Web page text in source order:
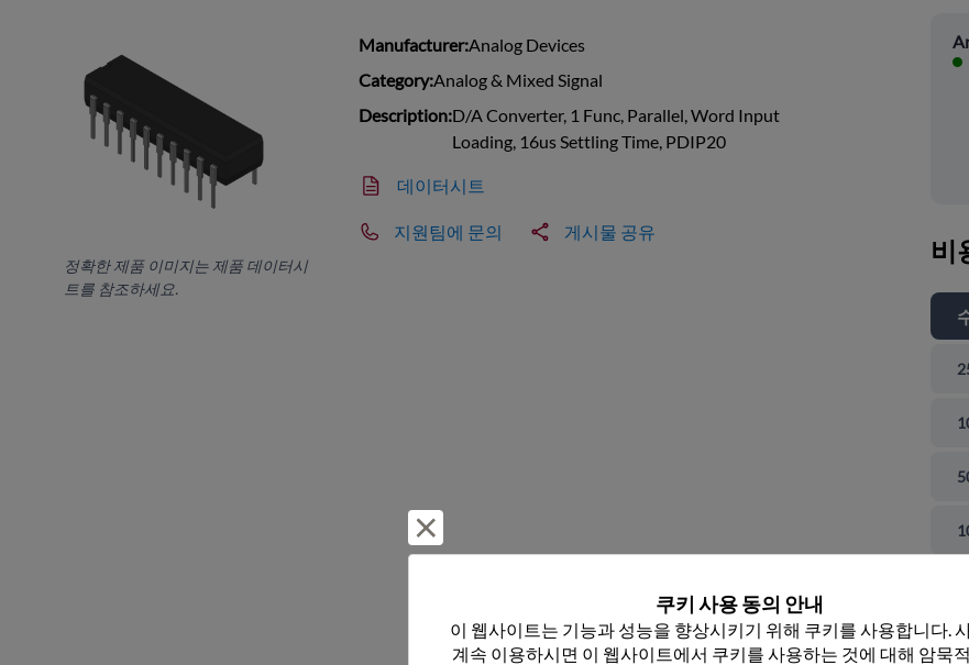
정확한 제품 이미지는 제품 데이터시
트를 참조하세요.
Manufacturer:Analog Devices
Category:Analog & Mixed Signal
Description:D/A Converter, 1 Func, Parallel, Word Input
Loading, 16us Settling Time, PDIP20
데이터시트
지원팀에 문의 게시물 공유
비
가격
쿠키 사용 동의 안내
이 웹사이트는 기능과 성능을 향상시키기 위해 쿠키를 사용합니다.
계속 이용하시면 이 웹사이트에서 쿠키를 사용하는 것에 대해 암묵